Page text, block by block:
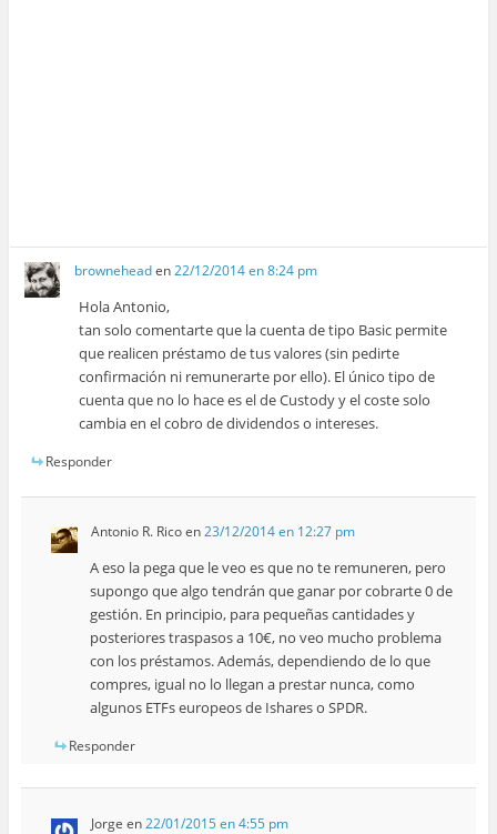
browneheaden22/12/2014 en 8:24 pm
Hola Antonio,
tan solo comentarte que la cuenta de tipo Basic permite
que realicen préstamo de tus valores (sin pedirte
confirmación ni remunerarte por ello). El único tipo de
cuenta que no lo hace es el de Custody y el coste solo
cambia en el cobro de dividendos o intereses.
Responder
Antonio R. Ricoen23/12/2014 en 12:27 pm
A eso la pega que le veo es que no te remuneren, pero
supongo que algo tendrán que ganar por cobrarte 0 de
gestión. En principio, para pequeñas cantidades y
posteriores traspasos a 10€, no veo mucho problema
con los préstamos. Además, dependiendo de lo que
compres, igual no lo llegan a prestar nunca, como
algunos ETFs europeos de Ishares o SPDR.
Responder
Jorge en22/01/2015 en 4:55 pm